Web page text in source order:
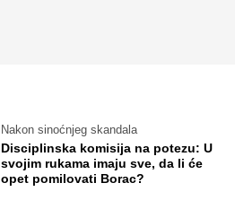
Nakon sinoćnjeg skandala
Disciplinska komisija na potezu: U
svojim rukama imaju sve, da li će
opet pomilovati Borac?